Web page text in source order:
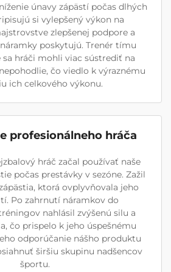
únavy zápästí počas dlhých
si vylepšený výkon na
zlepšenej podpore a
poskytujú. Trenér tímu
sa hráči mohli viac sústrediť na
čo viedlo k výraznému
ich celkového výkonu.
profesionálneho hráča
hráč začal používať naše
počas prestávky v sezóne. Zažil
ktorá ovplyvňovala jeho
Po zahrnutí náramkov do
nahlásil zvýšenú silu a
čo prispelo k jeho úspešnému
odporúčanie nášho produktu
širšiu skupinu nadšencov
športu.